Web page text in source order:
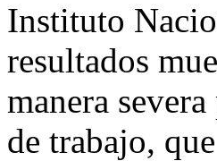
Instituto
resultados
manera
de trabajo,